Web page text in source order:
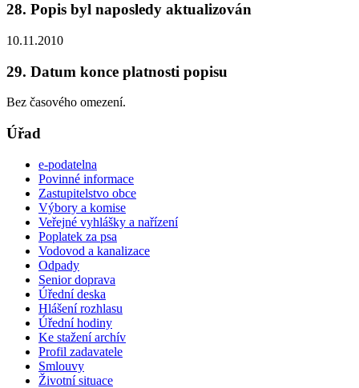
28. Popis byl naposledy aktualizován
10.11.2010
29. Datum konce platnosti popisu
Bez časového omezení.
Úřad
e-podatelna
Povinné informace
Zastupitelstvo obce
Výbory a komise
Veřejné vyhlášky a nařízení
Poplatek za psa
Vodovod a kanalizace
Odpady
Senior doprava
Úřední deska
Hlášení rozhlasu
Úřední hodiny
Ke stažení archív
Profil zadavatele
Smlouvy
Životní situace